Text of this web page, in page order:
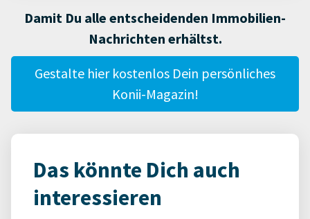
Damit Du alle entscheidenden Immobilien-
Nachrichten erhältst.
Gestalte hier kostenlos Dein persönliches
Konii-Magazin!
Das könnte Dich auch
interessieren